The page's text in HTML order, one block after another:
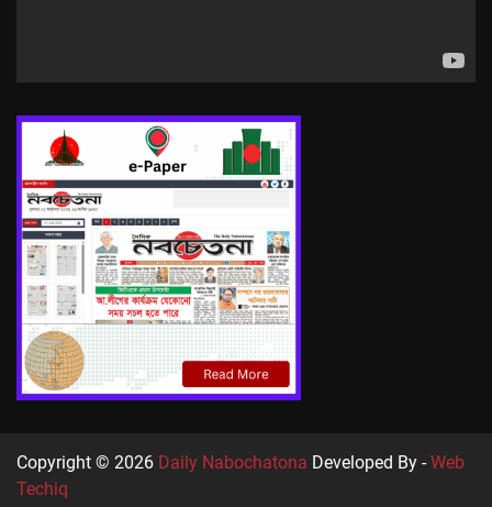
Copyright © 2026 Daily Nabochatona Developed By -Web
Techiq